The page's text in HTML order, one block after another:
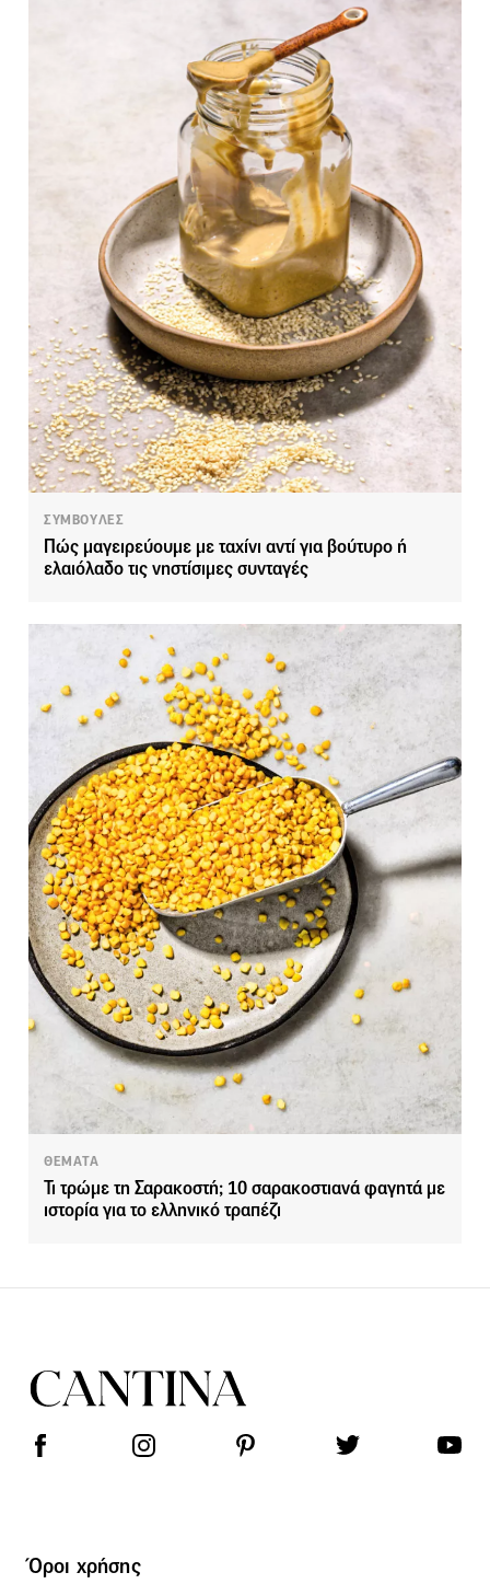
ΣΥΜΒΟΥΛΕΣ
Πώς μαγειρεύουμε με ταχίνι αντί για βούτυρο ή
ελαιόλαδο τις νηστίσιμες συνταγές
ΘΕΜΑΤΑ
Τι τρώμε τη Σαρακοστή; 10 σαρακοστιανά φαγητά με
ιστορία για το ελληνικό τραπέζι
Όροι χρήσης